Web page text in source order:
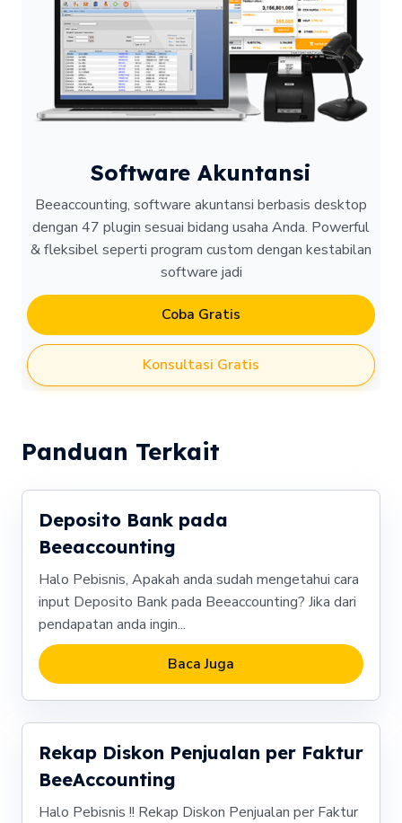
Software Akuntansi
Beeaccounting, software akuntansi berbasis desktop
dengan 47 plugin sesuai bidang usaha Anda. Powerful
& fleksibel seperti program custom dengan kestabilan
software jadi
Coba Gratis
Konsultasi Gratis
Panduan Terkait
Deposito Bank pada
Beeaccounting
Halo Pebisnis, Apakah anda sudah mengetahui cara
input Deposito Bank pada Beeaccounting? Jika dari
pendapatan anda ingin...
Baca Juga
Rekap Diskon Penjualan per Faktur
BeeAccounting
Halo Pebisnis !! Rekap Diskon Penjualan per Faktur